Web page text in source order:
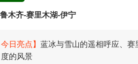
木齐-赛里木湖-伊宁
日亮点】 蓝冰与雪山的遥相呼应、
的风景